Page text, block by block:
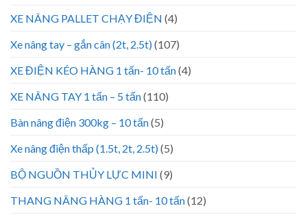
XE NÂNG PALLET CHẠY ĐIỆN (4)
Xe nâng tay – gắn cân (2t, 2.5t)(107)
XE ĐIỆN KÉO HÀNG 1 tấn- 10 tấn(4)
XE NÂNG TAY 1 tấn – 5 tấn(110)
Bàn nâng điện 300kg – 10 tấn(5)
Xe nâng điện thấp (1.5t, 2t, 2.5t)(5)
BỘ NGUỒN THỦY LỰC MINI (9)
THANG NÂNG HÀNG 1 tấn- 10 tấn(12)